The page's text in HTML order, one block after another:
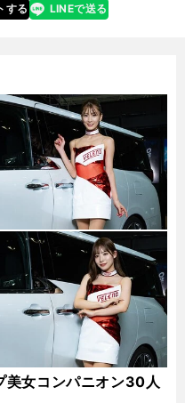
する
line LINEで送る
女コンパニオン30人